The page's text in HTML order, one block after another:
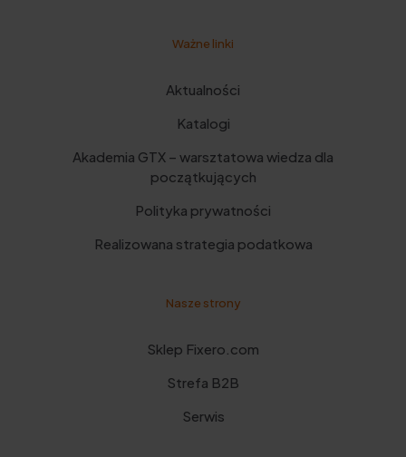
Ważne linki
Aktualności
Katalogi
Akademia GTX – warsztatowa wiedza dla
początkujących
Polityka prywatności
Realizowana strategia podatkowa
Nasze strony
Sklep Fixero.com
Strefa B2B
Serwis